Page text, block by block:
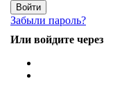
Забыли пароль?
Или войдите через